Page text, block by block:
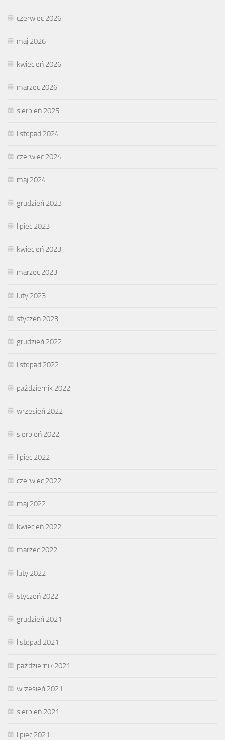
czerwiec 2026
maj 2026
kwiecień 2026
marzec 2026
sierpień 2025
listopad 2024
czerwiec 2024
maj 2024
grudzień 2023
lipiec 2023
kwiecień 2023
marzec 2023
luty 2023
styczeń 2023
grudzień 2022
listopad 2022
październik 2022
wrzesień 2022
sierpień 2022
lipiec 2022
czerwiec 2022
maj 2022
kwiecień 2022
marzec 2022
luty 2022
styczeń 2022
grudzień 2021
listopad 2021
październik 2021
wrzesień 2021
sierpień 2021
lipiec 2021